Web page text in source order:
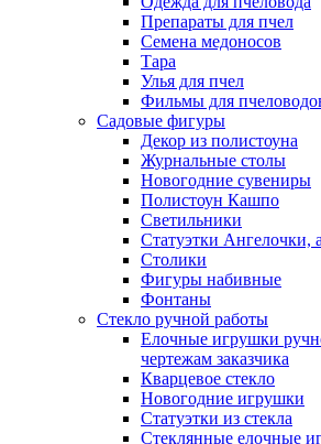
Препараты для пчел
Семена медоносов
Тара
Улья для пчел
Фильмы для
Садовые фигуры
Декор из полистоуна
Журнальные столы
Новогодние сувениры
Полистоун Кашпо
Светильники
Статуэтки Ангелочки,
Столики
Фигуры набивные
Фонтаны
Стекло ручной работы
Елочные игрушки
чертежам заказчика
Кварцевое стекло
Новогодние игрушки
Статуэтки из стекла
Стеклянные елочные